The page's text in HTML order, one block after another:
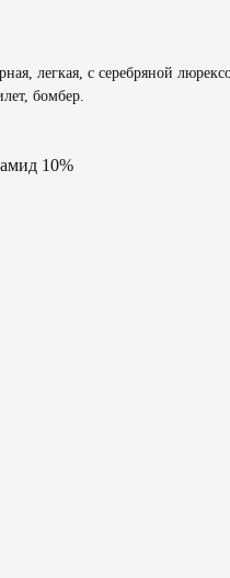
легкая, с серебряной
бомбер.
10%